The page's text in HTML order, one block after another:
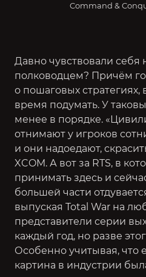
Command &
Давно чувствовали себя
полководцем? Причём
о пошаговых стратегиях,
время подумать. У
менее в порядке.
отнимают у игроков
и они надоедают,
XCOM. А вот за RTS, в
принимать здесь и
большей части
выпуская Total War на
представители серии
каждый год, но разве
Особенно учитывая, что
картина в индустрии